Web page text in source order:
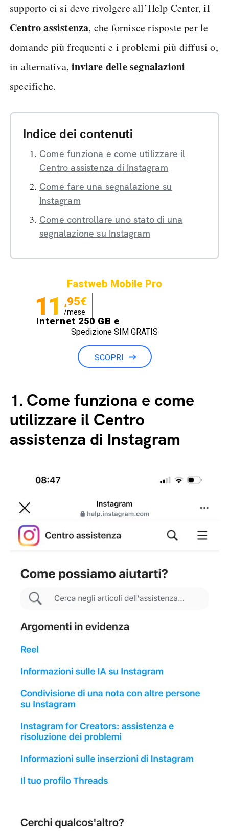
supporto ci si deve rivolgere all’Help Center,il
Centro assistenza, che fornisce risposte per le
domande più frequenti e i problemi più diffusi o,
in alternativa,inviare delle segnalazioni
specifiche.
Indice dei contenuti
Come funziona e come utilizzare il
Centro assistenza di Instagram
Come fare una segnalazione su
Instagram
Come controllare uno stato di una
segnalazione su Instagram
Fastweb Mobile Pro
11 ,95€
/mese
Internet 250 GB e
Minuti illimitati
Spedizione SIM GRATIS
SCOPRI
1. Come funziona e come
utilizzare il Centro
assistenza di Instagram